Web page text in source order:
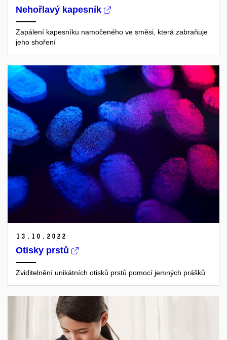
Nehořlavý kapesník
Zapálení kapesníku namočeného ve směsi, která zabraňuje
jeho shoření
13. 10. 2022
Otisky prstů
Zviditelnění unikátních otisků prstů pomocí jemných prášků